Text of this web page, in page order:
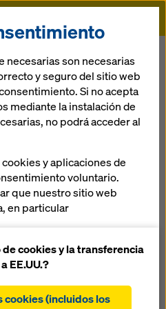
parte de la autopista más
necesarias son necesarias
y seguro del sitio web
Si no acepta
mediante la instalación de
no podrá acceder al
y aplicaciones de
voluntario.
que nuestro sitio web
en particular
funcionales y
de Doka (cookies
cookies y la transferencia
EE.UU.?
(incluidos los